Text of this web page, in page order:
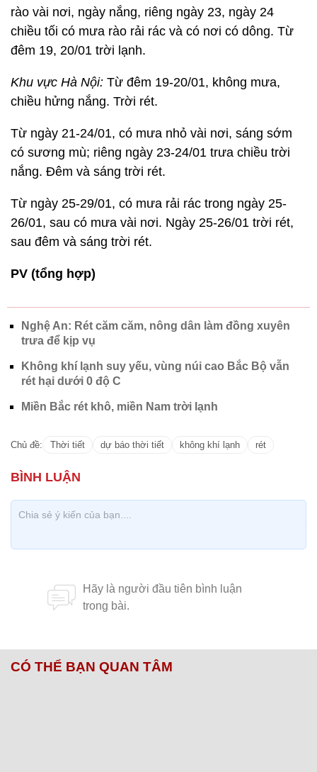
rào vài nơi, ngày nắng, riêng ngày 23, ngày 24
chiều tối có mưa rào rải rác và có nơi có dông. Từ
đêm 19, 20/01 trời lạnh.
Khu vực Hà Nội: Từ đêm 19-20/01, không mưa,
chiều hửng nắng. Trời rét.
Từ ngày 21-24/01, có mưa nhỏ vài nơi, sáng sớm
có sương mù; riêng ngày 23-24/01 trưa chiều trời
nắng. Đêm và sáng trời rét.
Từ ngày 25-29/01, có mưa rải rác trong ngày 25-
26/01, sau có mưa vài nơi. Ngày 25-26/01 trời rét,
sau đêm và sáng trời rét.
PV (tổng hợp)
Nghệ An: Rét căm căm, nông dân làm đồng xuyên
trưa để kịp vụ
Không khí lạnh suy yếu, vùng núi cao Bắc Bộ vẫn
rét hại dưới 0 độ C
Miền Bắc rét khô, miền Nam trời lạnh
Chủ đề: Thời tiết dự báo thời tiết không khí lạnh rét
CÓ THỂ BẠN QUAN TÂM